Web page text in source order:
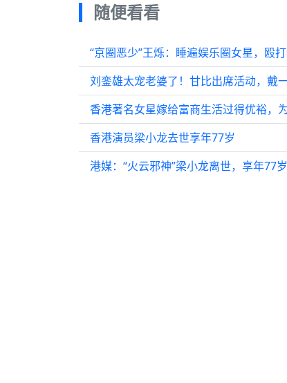
随便看看
香港演员梁小龙去世享年77岁
港媒：“火云邪神”梁小龙离世，享年77岁